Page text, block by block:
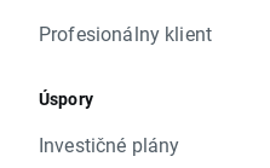
Profesionálny klient
Úspory
Investičné plány